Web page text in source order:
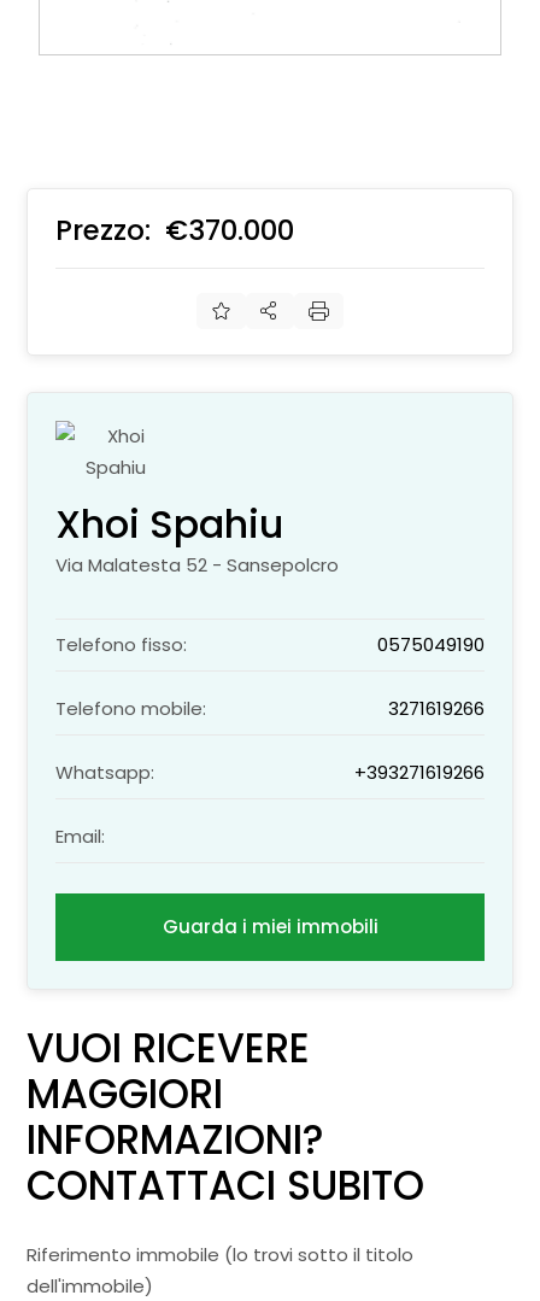
Prezzo: €370.000
Xhoi Spahiu
Via Malatesta 52 - Sansepolcro
Telefono fisso: 0575049190
Telefono mobile: 3271619266
Whatsapp: +393271619266
Email:
Guarda i miei immobili
VUOI RICEVERE
MAGGIORI
INFORMAZIONI?
CONTATTACI SUBITO
Riferimento immobile (lo trovi sotto il titolo
dell'immobile)